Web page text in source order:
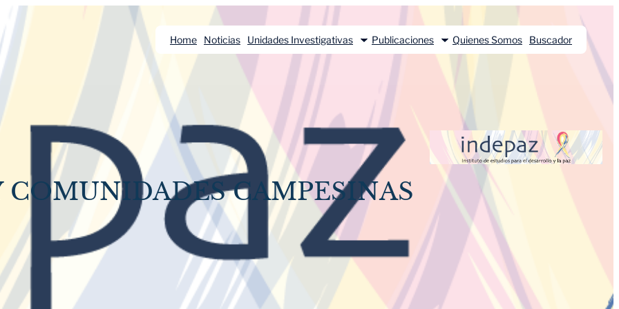
Home Noticias Unidades Investigativas Publicaciones Quienes Somos Buscador
COMUNIDADES CAMPESINAS